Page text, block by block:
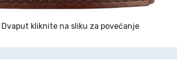
Dvaput kliknite na sliku za povećanje